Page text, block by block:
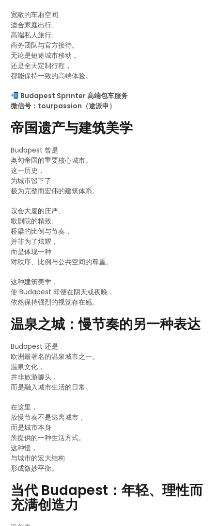
宽敞的车厢空间
适合家庭出行、
高端私人旅行、
商务团队与官方接待。
无论是短途城市移动，
还是全天定制行程，
都能保持一致的高端体验。
Budapest Sprinter 高端包车服务
微信号：tourpassion（途派申）
帝国遗产与建筑美学
Budapest 曾是
奥匈帝国的重要核心城市。
这一历史，
为城市留下了
极为完整而宏伟的建筑体系。
议会大厦的庄严、
歌剧院的精致、
桥梁的比例与节奏，
并非为了炫耀，
而是体现一种
对秩序、比例与公共空间的尊重。
这种建筑美学，
使 Budapest 即便在阴天或夜晚，
依然保持强烈的视觉存在感。
温泉之城：慢节奏的另一种表达
Budapest 还是
欧洲最著名的温泉城市之一。
温泉文化，
并非旅游噱头，
而是融入城市生活的日常。
在这里，
放慢节奏不是逃离城市，
而是城市本身
所提供的一种生活方式。
这种慢，
与城市的宏大结构
形成微妙平衡。
当代 Budapest：年轻、理性而
充满创造力